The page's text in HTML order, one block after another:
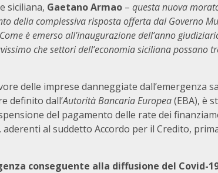
siciliana, Gaetano Armao – questa nuova
della complessiva risposta offerta dal Governo
è emerso all’inaugurazione dell’anno
che settori dell’economia siciliana possano
delle imprese danneggiate dall’emergenza
definito dall’Autorità Bancaria Europea(EBA), è
del pagamento delle rate dei
al suddetto Accordo per il Credito,
conseguente alla diffusione del Covid-